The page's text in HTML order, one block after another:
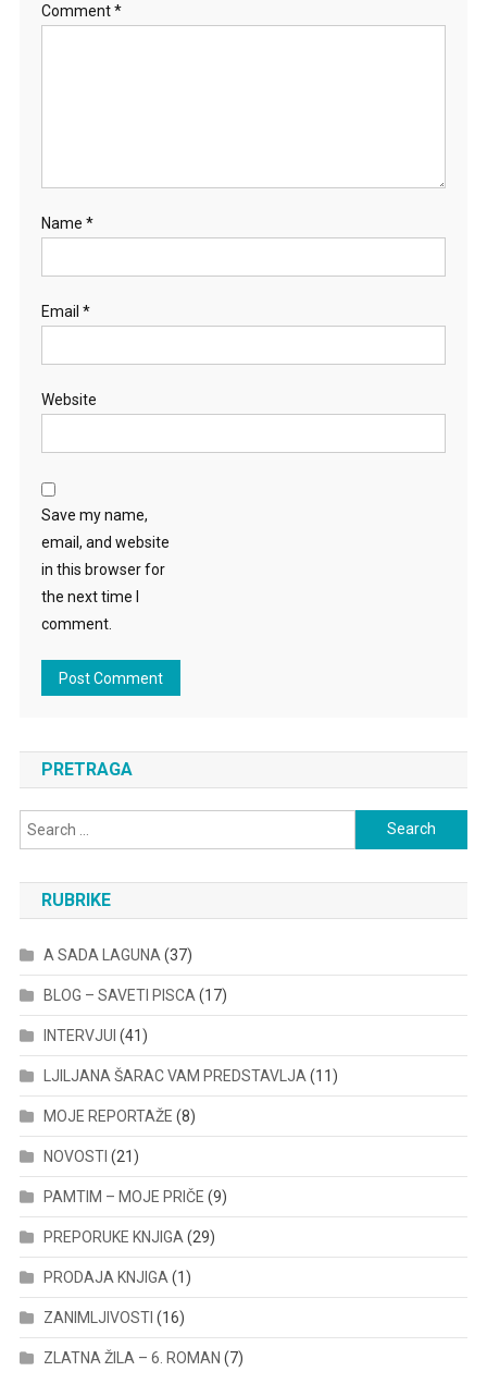
Comment*
Name *
Email *
Website
Save my name,
email, and website
in this browser for
the next time I
comment.
PRETRAGA
Search
for:
RUBRIKE
A SADA LAGUNA (37)
BLOG – SAVETI PISCA (17)
INTERVJUI (41)
LJILJANA ŠARAC VAM PREDSTAVLJA (11)
MOJE REPORTAŽE (8)
NOVOSTI (21)
PAMTIM – MOJE PRIČE (9)
PREPORUKE KNJIGA (29)
PRODAJA KNJIGA (1)
ZANIMLJIVOSTI (16)
ZLATNA ŽILA – 6. ROMAN (7)